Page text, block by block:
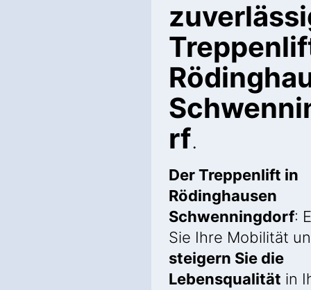
rf.
Der Treppenlift in
Rödinghausen
Schwenningdorf:
Sie Ihre Mobilität
steigern Sie die
Lebensqualität in